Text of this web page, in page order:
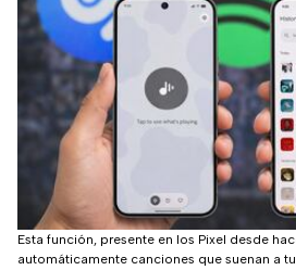
Esta función, presente en los Pixel desde
automáticamente canciones que suenan a